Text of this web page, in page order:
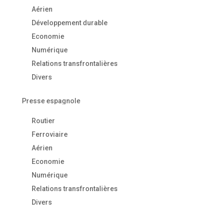
Aérien
Développement durable
Economie
Numérique
Relations transfrontalières
Divers
Presse espagnole
Routier
Ferroviaire
Aérien
Economie
Numérique
Relations transfrontalières
Divers